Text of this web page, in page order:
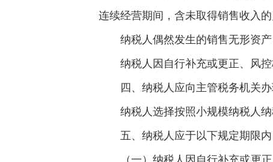
连续经营期间，含未取得销售收入的
纳税人偶然发生的销售无形资
纳税人因自行补充或更正、风
四、纳税人应向主管税务机关
纳税人选择按照小规模纳税人
五、纳税人应于以下规定期限
（一）纳税人因自行补充或更